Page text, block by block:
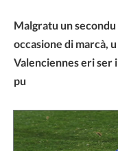
Malgratu un
occasione di marcà,
Valenciennes eri ser
pu